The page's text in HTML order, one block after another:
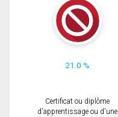
21.0 %
Certificat ou diplôme
d'apprentissage ou d'une